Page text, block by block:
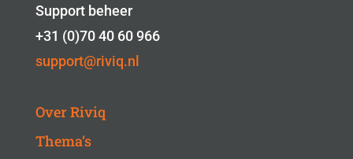
Support beheer
+31 (0)70 40 60 966
support@riviq.nl
Over Riviq
Thema’s